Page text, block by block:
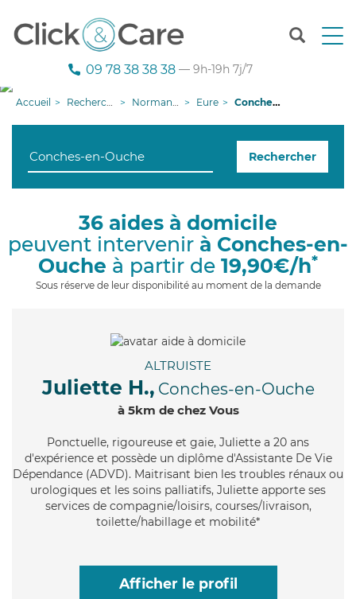
T
n
g
i
09 78 38 38 38 — 9h-19h 7j/7
Accueil Recherche aide à domicile Normandie Eure Conches-en-Ouche
Rechercher
36 aides à domicile
peuvent intervenir à Conches-en-
Ouche à partir de 19,90€/h*
Sous réserve de leur disponibilité au moment de la demande
ALTRUISTE
Juliette H., Conches-en-Ouche
à 5km de chez Vous
Ponctuelle, rigoureuse et gaie, Juliette a 20 ans
d'expérience et possède un diplôme d'Assistante De Vie
Dépendance (ADVD). Maitrisant bien les troubles rénaux ou
urologiques et les soins palliatifs, Juliette apporte ses
services de compagnie/loisirs, courses/livraison,
toilette/habillage et mobilité*
Afficher le profil